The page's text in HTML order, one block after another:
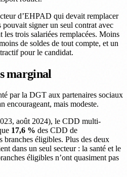
d’EHPAD qui devait remplacer
pouvait signer un seul contrat avec
trois salariées remplacées. Moins
de soldes de tout compte, et un
pour le candidat.
marginal
par la DGT aux partenaires sociaux
encourageant, mais modeste.
août 2024), le CDD multi-
17,6 % des CDD de
branches éligibles. Plus des deux
dans un seul secteur : la santé et le
éligibles n’ont quasiment pas